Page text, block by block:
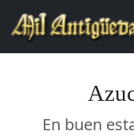
En buen